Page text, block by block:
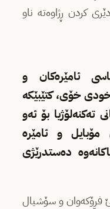
كردن ڕژاوەتە ناو
ئامێرەكان و
خودی خۆی، كتێبێكە
تەكنەلۆژیا بۆ ئەو
مۆبایل و ئامێرە
دەستدرێژی
فڕۆكەوان و سۆشیال